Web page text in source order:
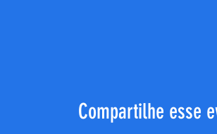
Compartilhe esse